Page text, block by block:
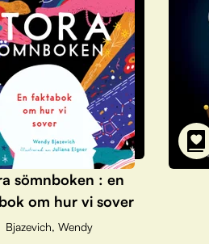
sömnboken : en
om hur vi sover
Bjazevich, Wendy